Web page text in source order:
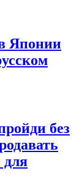
Японии
без
для